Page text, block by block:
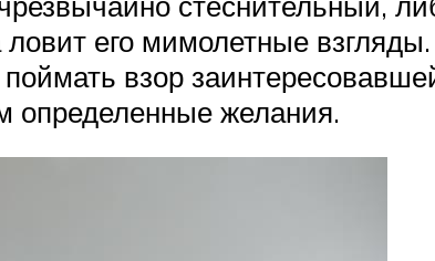
его мимолетные
взор
определенные желания.